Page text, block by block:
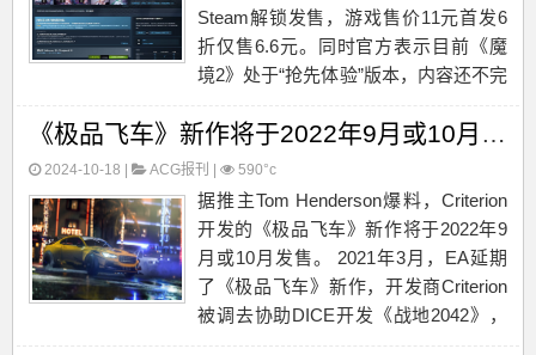
Steam解锁发售，游戏售价11元首发6
折仅售6.6元。同时官方表示目前《魔
境2》处于“抢先体验”版本，内容还不完
足完整版内容的5%，请大家谨慎购
买。 游戏世界观：联邦研究保护局...
《极品飞车》新作将于2022年9月或10月发售
2024-10-18 | ACG报刊 590°c
据推主Tom Henderson爆料，Criterion
开发的《极品飞车》新作将于2022年9
月或10月发售。 2021年3月，EA延期
了《极品飞车》新作，开发商Criterion
被调去协助DICE开发《战地2042》，